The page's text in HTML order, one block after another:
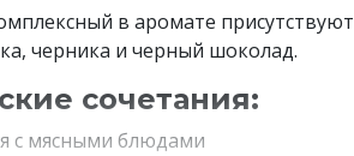
в аромате присутствуют
черника и черный шоколад.
сочетания:
с мясными блюдами